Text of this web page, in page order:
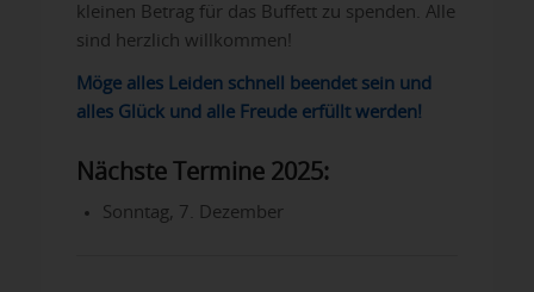
kleinen Betrag für das Buffett zu spenden. Alle
sind herzlich willkommen!
Möge alles Leiden schnell beendet sein und
alles Glück und alle Freude erfüllt werden!
Nächste Termine 2025:
Sonntag, 7. Dezember